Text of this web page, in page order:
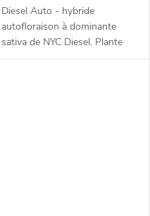
Diesel Auto - hybride
autofloraison à dominante
sativa de NYC Diesel. Plante
compacte et résistante avec